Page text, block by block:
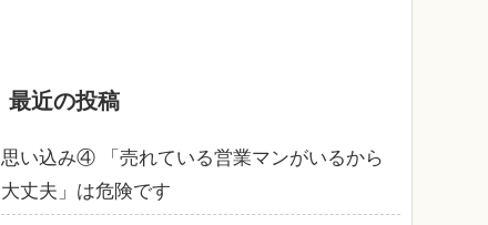
最近の投稿
思い込み④ 「売れている営業マンがいるから
大丈夫」は危険です